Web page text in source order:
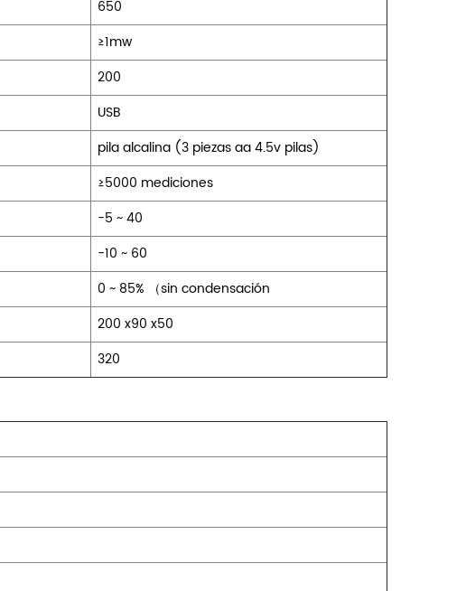
650
≥1mw
200
USB
pila alcalina (3 piezas aa 4.5v pilas)
≥5000 mediciones
-5 ~ 40
-10 ~ 60
0 ~ 85% （sin condensación
200 x90 x50
320